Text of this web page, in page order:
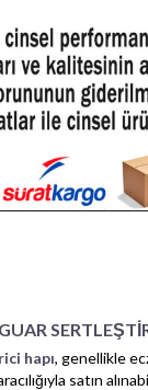
hapı, genellikle
satın